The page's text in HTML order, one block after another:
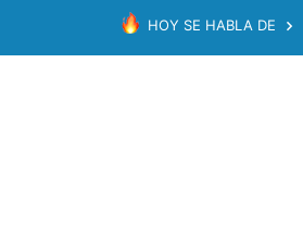
HOY SE HABLA DE